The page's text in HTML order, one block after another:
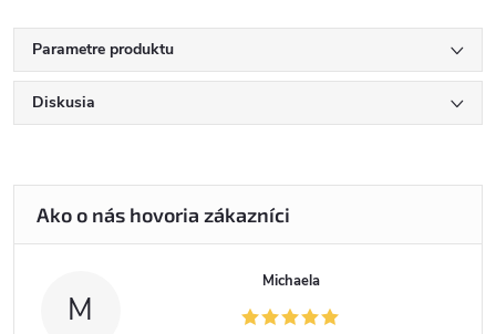
Parametre produktu
Diskusia
M
Michaela